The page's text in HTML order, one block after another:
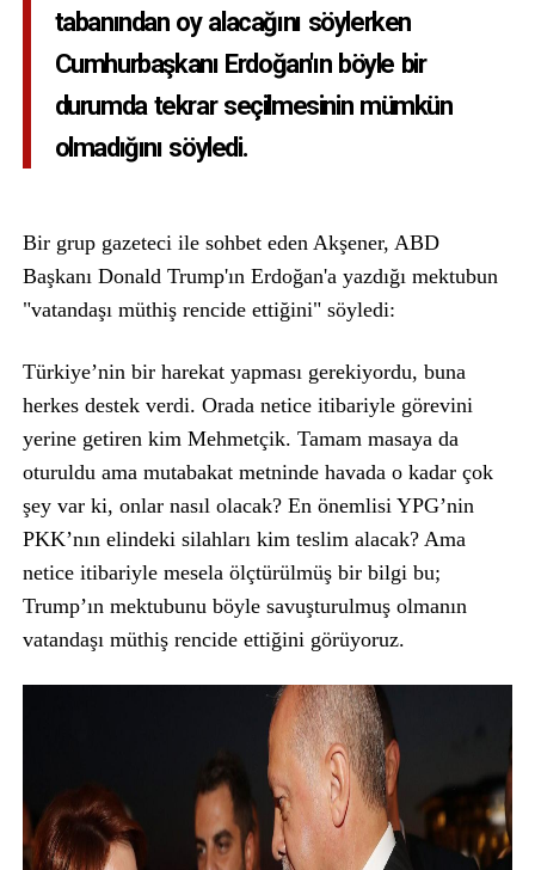
tabanından oy alacağını söylerken
Cumhurbaşkanı Erdoğan'ın böyle bir
durumda tekrar seçilmesinin mümkün
olmadığını söyledi.
Bir grup gazeteci ile sohbet eden Akşener, ABD
Başkanı Donald Trump'ın Erdoğan'a yazdığı mektubun
"vatandaşı müthiş rencide ettiğini" söyledi:
Türkiye’nin bir harekat yapması gerekiyordu, buna
herkes destek verdi. Orada netice itibariyle görevini
yerine getiren kim Mehmetçik. Tamam masaya da
oturuldu ama mutabakat metninde havada o kadar çok
şey var ki, onlar nasıl olacak? En önemlisi YPG’nin
PKK’nın elindeki silahları kim teslim alacak? Ama
netice itibariyle mesela ölçtürülmüş bir bilgi bu;
Trump’ın mektubunu böyle savuşturulmuş olmanın
vatandaşı müthiş rencide ettiğini görüyoruz.